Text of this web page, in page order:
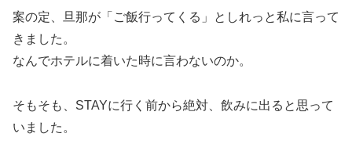
案の定、旦那が「ご飯行ってくる」としれっと私に言って
きました。
なんでホテルに着いた時に言わないのか。
そもそも、STAYに行く前から絶対、飲みに出ると思って
いました。